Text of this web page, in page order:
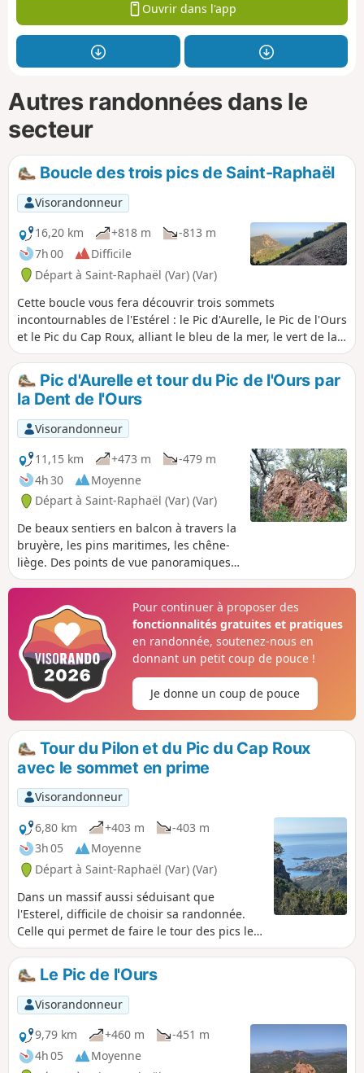
Ouvrir dans l'app
Autres randonnées dans le
secteur
Boucle des trois pics de Saint-Raphaël
Visorandonneur
16,20 km
+818 m
-813 m
7h 00
Difficile
Départ à Saint-Raphaël (Var) (Var)
Cette boucle vous fera découvrir trois sommets
incontournables de l'Estérel : le Pic d'Aurelle, le Pic de l'Ours
et le Pic du Cap Roux, alliant le bleu de la mer, le vert de la
végétation et le rouge de la roche.
Pic d'Aurelle et tour du Pic de l'Ours par
la Dent de l'Ours
Visorandonneur
11,15 km
+473 m
-479 m
4h 30
Moyenne
Départ à Saint-Raphaël (Var) (Var)
De beaux sentiers en balcon à travers la
bruyère, les pins maritimes, les chêne-
liège. Des points de vue panoramiques
sur la mer, le Golfe de la Napoule,
Mont Vinaigre, les Suvières, les Pics de
l'Ours et du Cap Roux et tout le Massif
de l'Estérel, ainsi que le Golfe de Fréjus.
Pour continuer à proposer des
fonctionnalités gratuites et pratiques
en randonnée, soutenez-nous en
donnant un petit coup de pouce !
Je donne un coup de pouce
Tour du Pilon et du Pic du Cap Roux
avec le sommet en prime
Visorandonneur
6,80 km
+403 m
-403 m
3h 05
Moyenne
Départ à Saint-Raphaël (Var) (Var)
Dans un massif aussi séduisant que
l'Esterel, difficile de choisir sa randonnée.
Celle qui permet de faire le tour des pics les
plus méridionaux du massif est une des plus
spectaculaires, tout en restant à la portée de
n'importe quel randonneur. Et si l'ascension
du sommet peut rebuter les plus frileux, le
reste du parcours permet un tour complet
du panorama par des chemins qui ne
demandent pas de grands efforts, mais des
yeux grands ouverts.
Le Pic de l'Ours
Visorandonneur
9,79 km
+460 m
-451 m
4h 05
Moyenne